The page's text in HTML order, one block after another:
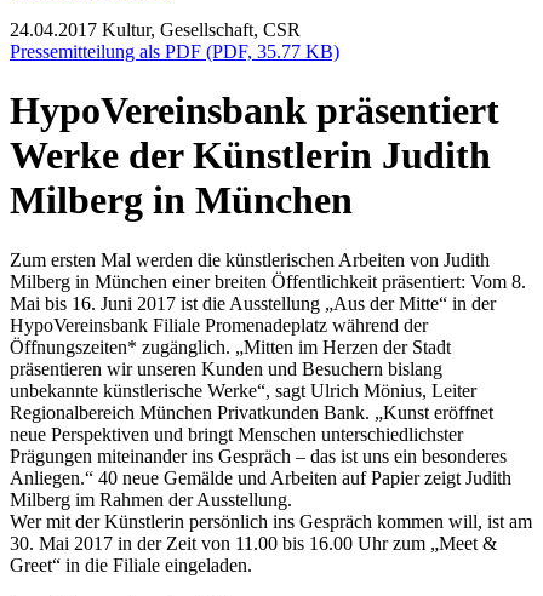
24.04.2017 Kultur, Gesellschaft, CSR
Pressemitteilung als PDF (PDF, 35.77 KB)
HypoVereinsbank präsentiert
Werke der Künstlerin Judith
Milberg in München
Zum ersten Mal werden die künstlerischen Arbeiten von Judith
Milberg in München einer breiten Öffentlichkeit präsentiert: Vom 8.
Mai bis 16. Juni 2017 ist die Ausstellung „Aus der Mitte“ in der
HypoVereinsbank Filiale Promenadeplatz während der
Öffnungszeiten* zugänglich. „Mitten im Herzen der Stadt
präsentieren wir unseren Kunden und Besuchern bislang
unbekannte künstlerische Werke“, sagt Ulrich Mönius, Leiter
Regionalbereich München Privatkunden Bank. „Kunst eröffnet
neue Perspektiven und bringt Menschen unterschiedlichster
Prägungen miteinander ins Gespräch – das ist uns ein besonderes
Anliegen.“ 40 neue Gemälde und Arbeiten auf Papier zeigt Judith
Milberg im Rahmen der Ausstellung.
Wer mit der Künstlerin persönlich ins Gespräch kommen will, ist am
30. Mai 2017 in der Zeit von 11.00 bis 16.00 Uhr zum „Meet &
Greet“ in die Filiale eingeladen.